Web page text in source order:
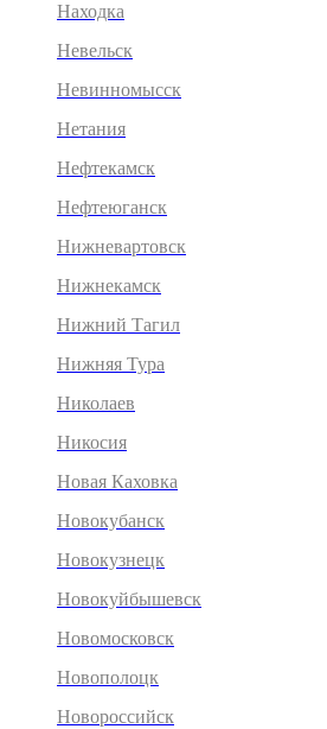
Находка
Невельск
Невинномысск
Нетания
Нефтекамск
Нефтеюганск
Нижневартовск
Нижнекамск
Нижний Тагил
Нижняя Тура
Николаев
Никосия
Новая Каховка
Новокубанск
Новокузнецк
Новокуйбышевск
Новомосковск
Новополоцк
Новороссийск